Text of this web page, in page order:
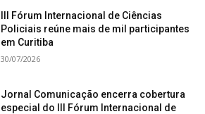
III Fórum Internacional de Ciências
Policiais reúne mais de mil participantes
em Curitiba
30/07/2026
Jornal Comunicação encerra cobertura
especial do III Fórum Internacional de